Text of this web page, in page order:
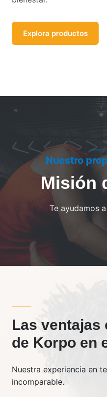
Explora productos
Nuestro
Misión
Te ayudamos
Las ventajas
de Korpo en
Nuestra experiencia en
incomparable.